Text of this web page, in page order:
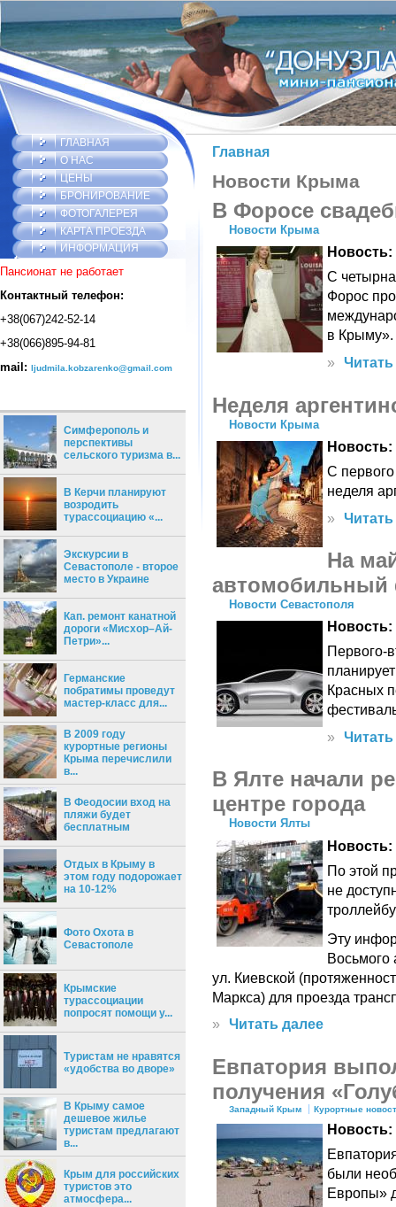
ГЛАВНАЯ
О НАС
ЦЕНЫ
БРОНИРОВАНИЕ
ФОТОГАЛЕРЕЯ
КАРТА ПРОЕЗДА
ИНФОРМАЦИЯ
Пансионат не работает
Контактный телефон:
+38(067)242-52-14
+38(066)895-94-81
mail: ljudmila.kobzarenko@gmail.com
Симферополь и
перспективы
сельского туризма в...
В Керчи планируют
возродить
турассоциацию «...
Экскурсии в
Севастополе - второе
место в Украине
Кап. ремонт канатной
дороги «Мисхор–Ай-
Петри»...
Германские
побратимы проведут
мастер-класс для...
В 2009 году
курортные регионы
Крыма перечислили
в...
В Феодосии вход на
пляжи будет
бесплатным
Отдых в Крыму в
этом году подорожает
на 10-12%
Фото Охота в
Севастополе
Крымские
турассоциации
попросят помощи у...
Туристам не нравятся
«удобства во дворе»
В Крыму самое
дешевое жилье
туристам предлагают
в...
Крым для российских
туристов это
атмосфера...
Главная
Новости Крыма
В Форосе
Новости Крыма
Новость:
С
Форос
в Крыму».
»
Неделя
Новости Крыма
Новость:
С
неделя
»
На
автомобильный
Новости Севастополя
Новость:
Первого-
Красных
»
В Ялте начали
центре города
Новости Ялты
Новость:
По этой
не
Эту
Восьмого
ул. Киевской
Маркса) для проезда
»
Читать далее
Евпатория
получения
Западный Крым Курортные
Новость:
были
Европы»